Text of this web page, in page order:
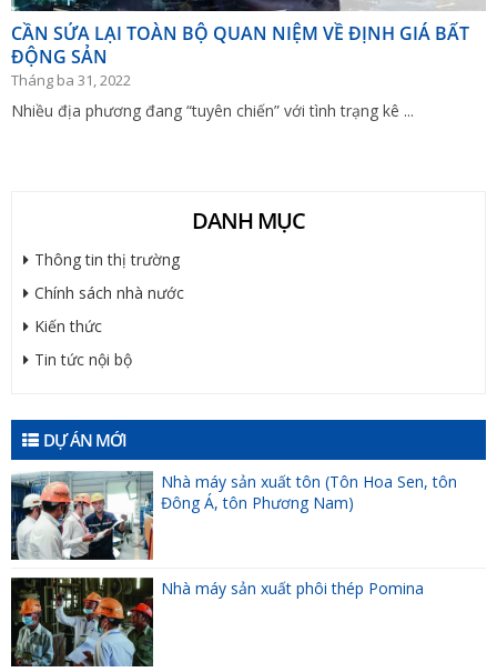
CẦN SỬA LẠI TOÀN BỘ QUAN NIỆM VỀ ĐỊNH GIÁ BẤT
ĐỘNG SẢN
Tháng ba 31, 2022
Nhiều địa phương đang “tuyên chiến” với tình trạng kê ...
DANH MỤC
Thông tin thị trường
Chính sách nhà nước
Kiến thức
Tin tức nội bộ
DỰ ÁN MỚI
Nhà máy sản xuất tôn (Tôn Hoa Sen, tôn
Đông Á, tôn Phương Nam)
Nhà máy sản xuất phôi thép Pomina